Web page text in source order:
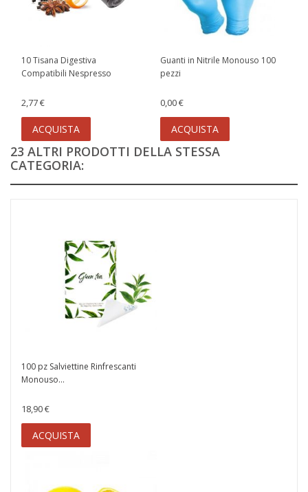
10 Tisana Digestiva
Compatibili Nespresso
2,77 €
ACQUISTA
Guanti in Nitrile Monouso 100
pezzi
0,00 €
ACQUISTA
23 ALTRI PRODOTTI DELLA STESSA
CATEGORIA:
100 pz Salviettine Rinfrescanti
Monouso...
18,90 €
ACQUISTA